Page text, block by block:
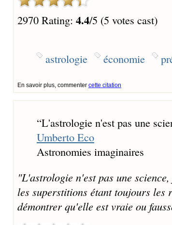
2970 Rating: 4.4/5 (5 votes cast)
astrologie économie
En savoir plus, commenter cette citation
“L'astrologie n'est pas une
Umberto Eco
Astronomies imaginaires
"L'astrologie n'est pas une
les superstitions étant toujours les
démontrer qu'elle est vraie ou